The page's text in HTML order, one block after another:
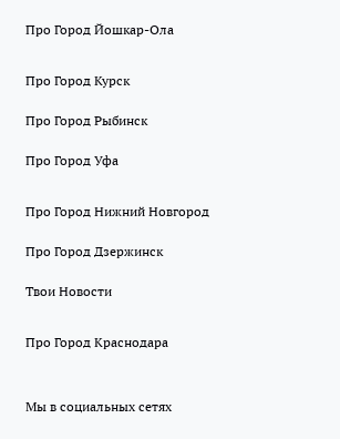
Про Город Йошкар-Ола
Про Город Курск
Про Город Рыбинск
Про Город Уфа
Про Город Нижний Новгород
Про Город Дзержинск
Твои Новости
Про Город Краснодара
Мы в социальных сетях